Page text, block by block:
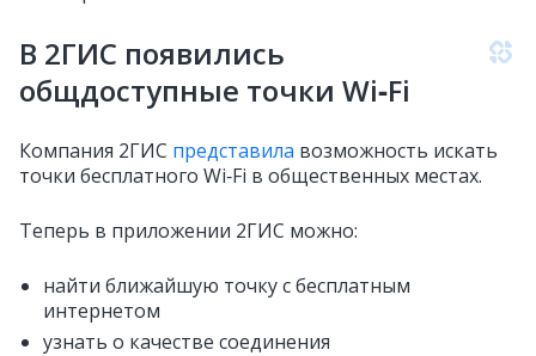
В 2ГИС появились
общдоступные точки Wi‑Fi
Компания 2ГИС представила возможность искать
точки бесплатного Wi‑Fi в общественных местах.
Теперь в приложении 2ГИС можно:
найти ближайшую точку с бесплатным
интернетом
узнать о качестве соединения